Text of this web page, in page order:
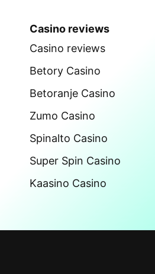
Casino reviews
Casino reviews
Betory Casino
Betoranje Casino
Zumo Casino
Spinalto Casino
Super Spin Casino
Kaasino Casino